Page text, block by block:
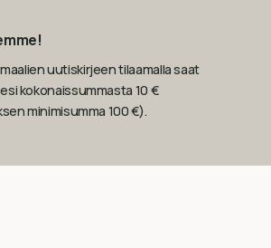
uutiskirjeen tilaamalla saat
kokonaissummasta 10 €
minimisumma 100 €).